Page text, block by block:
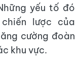
yếu tố đó
lược của
cường đoàn
khu vực.